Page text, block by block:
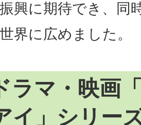
興に期待でき、同
界に広めました。
ラマ・映画
イ」シリー